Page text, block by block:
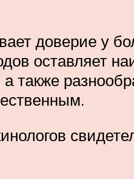
доверие у
оставляет
также